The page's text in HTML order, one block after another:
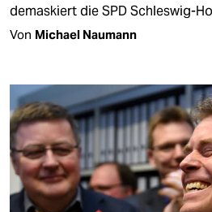
demaskiert die SPD Schleswig-
Von Michael Naumann